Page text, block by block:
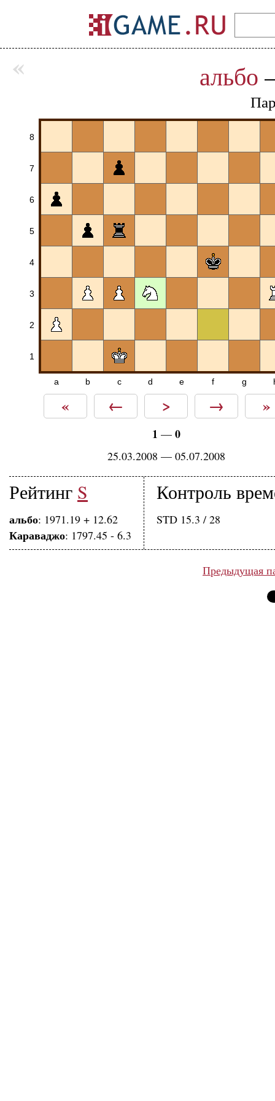
альбо
8
7
6
5
4
3
2
1
a b c d e f g
« ← > → »
1 — 0
25.03.2008 — 05.07.2008
Рейтинг S
альбо: 1971.19 + 12.62
Караваджо: 1797.45 - 6.3
Контроль
STD 15.3 / 28
Предыдущая
«